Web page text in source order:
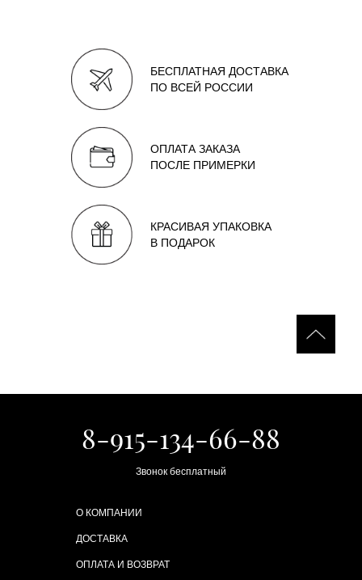
БЕСПЛАТНАЯ ДОСТАВКА
ПО ВСЕЙ РОССИИ
ОПЛАТА ЗАКАЗА
ПОСЛЕ ПРИМЕРКИ
КРАСИВАЯ УПАКОВКА
В ПОДАРОК
8-915-134-66-88
Звонок бесплатный
О КОМПАНИИ
ДОСТАВКА
ОПЛАТА И ВОЗВРАТ